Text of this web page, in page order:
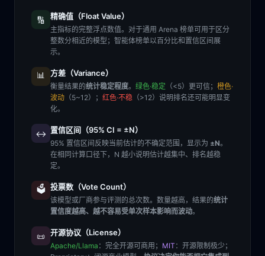
🔢 精确值（Float Value）
主指标的完整浮点数值。对于通用 Arena 榜单可用于区分
整数分相近的模型；智能体榜单以百分比和置信区间展
示。
📊 方差（Variance）
衡量结果的统计稳定程度。 绿色·稳定 （<5）更可信； 橙色·
波动 （5~12）； 红色·不稳 （>12）说明排名还可能明显变
化。
↔️ 置信区间（95% CI = ±N）
95% 置信区间反映当前估计的不确定范围，显示为 ±N。
在相同计算口径下，N 越小说明估计越集中、排名越稳
定。
🗳️ 投票数（Vote Count）
该模型或厂商参与评测的总次数。数量越高，结果的统计
置信度越高、越不容易受单次样本影响而波动。
📜 开源协议（License）
Apache/Llama ：完全开源可商用； MIT ：开源限制极少；